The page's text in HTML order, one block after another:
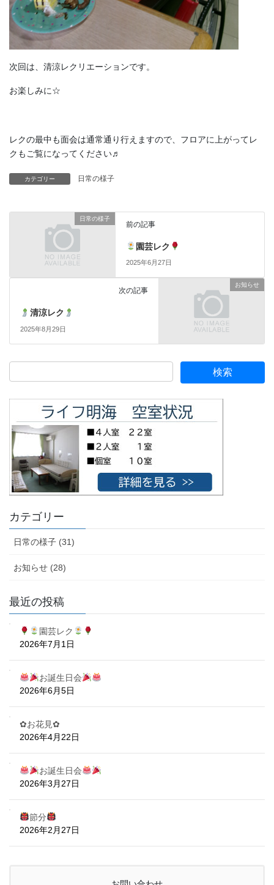
次回は、清涼レクリエーションです。
お楽しみに☆
レクの最中も面会は通常通り行えますので、フロアに上がってレ
クもご覧になってください♬
カテゴリー 日常の様子
日常の様子
前の記事
園芸レク
2025年6月27日
お知らせ
次の記事
清涼レク
2025年8月29日
カテゴリー
日常の様子 (31)
お知らせ (28)
最近の投稿
園芸レク
2026年7月1日
お誕生日会
2026年6月5日
✿お花見✿
2026年4月22日
お誕生日会
2026年3月27日
節分
2026年2月27日